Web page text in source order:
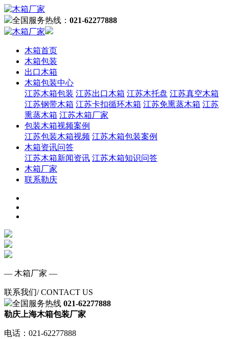
全国服务热线： 021-62277888
木箱首页
木箱包装
出口木箱
木箱包装中心
江苏木箱包装 江苏出口木箱 江苏木托盘 江苏真空木箱
江苏钢带木箱 江苏卡扣循环木箱 江苏免熏蒸木箱 江苏
熏蒸木箱 江苏木箱厂家
包装木箱视频案例
江苏包装木箱视频 江苏木箱包装案例
木箱资讯问答
江苏木箱新闻资讯 江苏木箱知识问答
木箱厂家
联系勒庆
— 木箱厂家 —
联系我们/ CONTACT US
全国服务热线 021-62277888
勒庆上海木箱包装厂家
电话：021-62277888